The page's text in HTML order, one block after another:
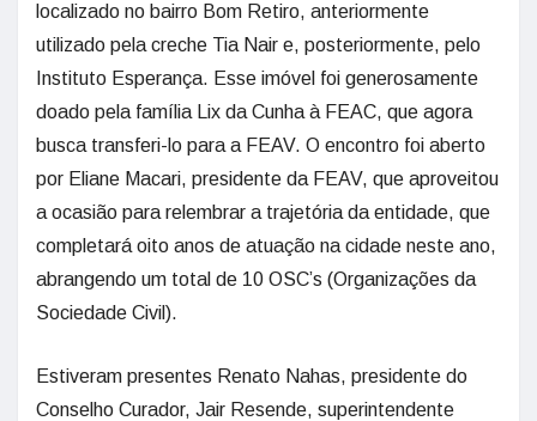
localizado no bairro Bom Retiro, anteriormente
utilizado pela creche Tia Nair e, posteriormente, pelo
Instituto Esperança. Esse imóvel foi generosamente
doado pela família Lix da Cunha à FEAC, que agora
busca transferi-lo para a FEAV. O encontro foi aberto
por Eliane Macari, presidente da FEAV, que aproveitou
a ocasião para relembrar a trajetória da entidade, que
completará oito anos de atuação na cidade neste ano,
abrangendo um total de 10 OSC’s (Organizações da
Sociedade Civil).
Estiveram presentes Renato Nahas, presidente do
Conselho Curador, Jair Resende, superintendente